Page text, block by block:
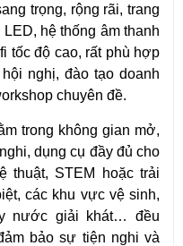
trọng, rộng rãi, trang
hệ thống âm thanh
tốc độ cao, rất phù hợp
nghị, đào tạo doanh
chuyên đề.
trong không gian mở,
dụng cụ đầy đủ cho
thuật, STEM hoặc trải
các khu vực vệ sinh,
nước giải khát… đều
bảo sự tiện nghi và